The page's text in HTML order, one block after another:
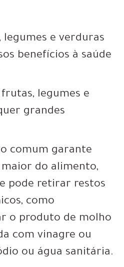
legumes e verduras
benefícios à saúde
legumes e
grandes
comum garante
do alimento,
pode retirar restos
como
o produto de molho
com vinagre ou
ou água sanitária.